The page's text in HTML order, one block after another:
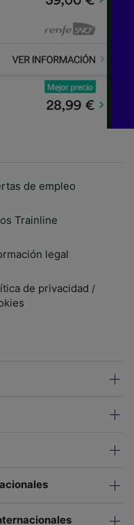
de empleo
Trainline
legal
de privacidad /